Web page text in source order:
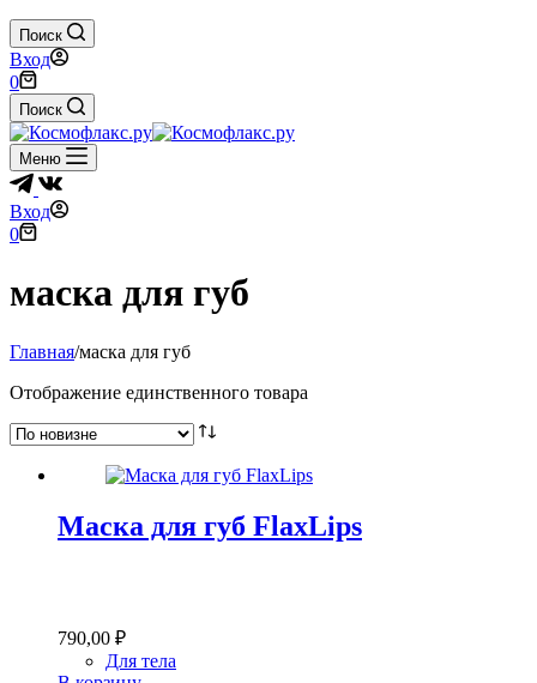
Поиск
Вход
Корзина
0
Поиск
Меню
Вход
Корзина
0
маска для губ
Главная/маска для губ
Отображение единственного товара
Маска для губ FlaxLips
790,00 ₽
Для тела